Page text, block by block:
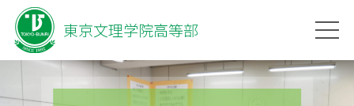
東京文理学院高等部